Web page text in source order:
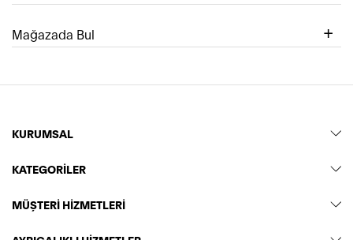
Mağazada Bul
KURUMSAL
KATEGORİLER
MÜŞTERİ HİZMETLERİ